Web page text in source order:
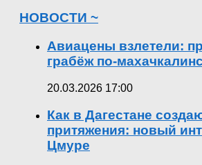
НОВОСТИ ~
Авиацены взлетели:
грабёж по-
20.03.2026 17:00
Как в Дагестане
притяжения: новый
Цмуре